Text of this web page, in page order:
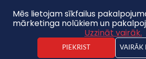
copyright © 2026 Pilat.lv. All
Created by:
Mēs lietojam sīkfailus
mārketinga nolūkiem un
Uzzināt vairāk.
PIEKRIST VAIRĀK